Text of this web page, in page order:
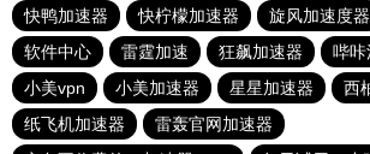
快鸭加速器
快柠檬加速器 旋风加速度器
软件中心
雷霆加速 狂飙加速器 哔咔
小美vpn
小美加速器 星星加速器
西
纸飞机加速器
雷轰官网加速器